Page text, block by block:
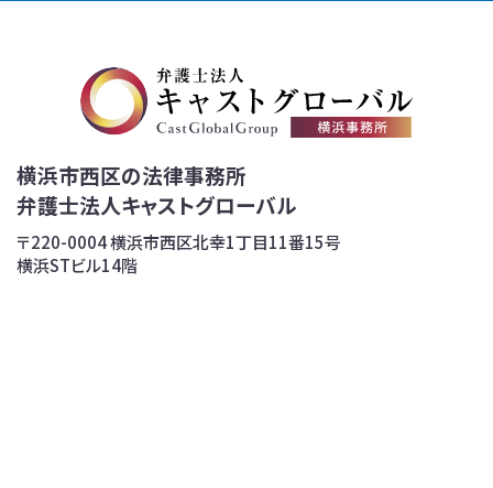
横浜市西区の法律事務所
弁護士法人キャストグローバル
〒220-0004 横浜市西区北幸1丁目11番15号
横浜STビル14階